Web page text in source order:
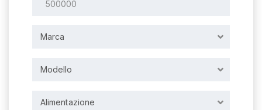
Marca
Modello
Alimentazione